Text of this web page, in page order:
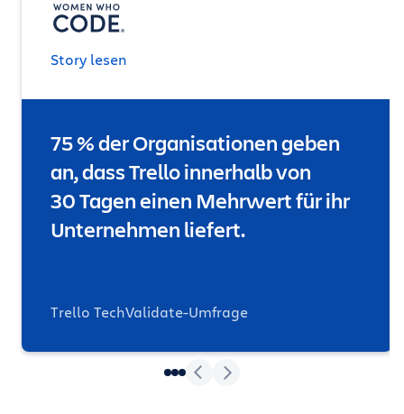
Story lesen
75 % der Organisationen geben
an, dass Trello innerhalb von
30 Tagen einen Mehrwert für ihr
Unternehmen liefert.
Trello TechValidate-Umfrage